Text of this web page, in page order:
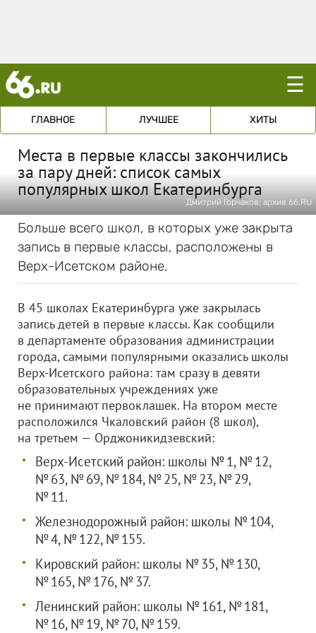
☰
ГЛАВНОЕ ЛУЧШЕЕ ХИТЫ
Места в первые классы закончились
за пару дней: список самых
популярных школ Екатеринбурга
Дмитрий Горчаков; архив 66.RU
Больше всего школ, в которых уже закрыта
запись в первые классы, расположены в
Верх-Исетском районе.
В 45 школах Екатеринбурга уже закрылась
запись детей в первые классы. Как сообщили
в департаменте образования администрации
города, самыми популярными оказались школы
Верх-Исетского района: там сразу в девяти
образовательных учреждениях уже
не принимают первоклашек. На втором месте
расположился Чкаловский район (8 школ),
на третьем — Орджоникидзевский:
Верх-Исетский район: школы № 1, № 12,
№ 63, № 69, № 184, № 25, № 23, № 29,
№ 11.
Железнодорожный район: школы № 104,
№ 4, № 122, № 155.
Кировский район: школы № 35, № 130,
№ 165, № 176, № 37.
Ленинский район: школы № 161, № 181,
№ 16, № 19, № 70, № 159.